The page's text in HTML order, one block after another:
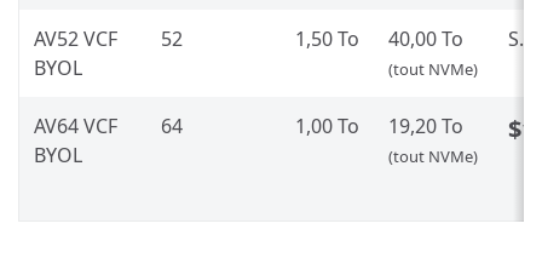
AV52 VCF
BYOL
52 1,50 To 40,00 To
(tout NVMe)
S.O.
AV64 VCF
BYOL
64 1,00 To 19,20 To
(tout NVMe)